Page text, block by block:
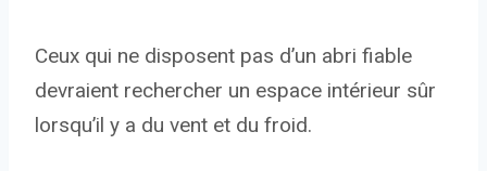
Ceux qui ne disposent pas d’un abri fiable
devraient rechercher un espace intérieur sûr
lorsqu’il y a du vent et du froid.